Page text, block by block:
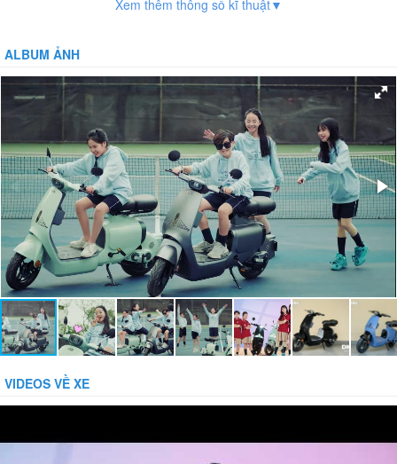
8 tiếng
Vận hành: Tự động hoàn toàn
Hệ thống phanh:Phanh đĩa trước, phanh cơ sau
Giảm xóc:Có
Bánh xe:Không săm
Bảo vệ dòng:
Bảo vệ tụt áp:
Phụ kiện đi kèm:Gương, Sạc, Khóa báo động chống trộm
Xem thêm thông số kĩ thuật▼
ALBUM ẢNH
VIDEOS VỀ XE